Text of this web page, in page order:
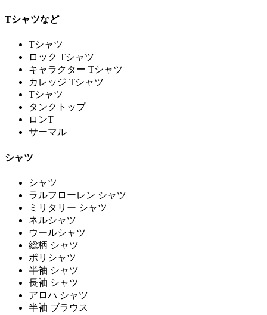
Tシャツなど
Tシャツ
ロック Tシャツ
キャラクター Tシャツ
カレッジ Tシャツ
Tシャツ
タンクトップ
ロンT
サーマル
シャツ
シャツ
ラルフローレン シャツ
ミリタリー シャツ
ネルシャツ
ウールシャツ
総柄 シャツ
ポリシャツ
半袖 シャツ
長袖 シャツ
アロハ シャツ
半袖 ブラウス